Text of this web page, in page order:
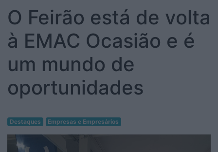
O Feirão está de volta
à EMAC Ocasião e é
um mundo de
oportunidades
Destaques Empresas e Empresários